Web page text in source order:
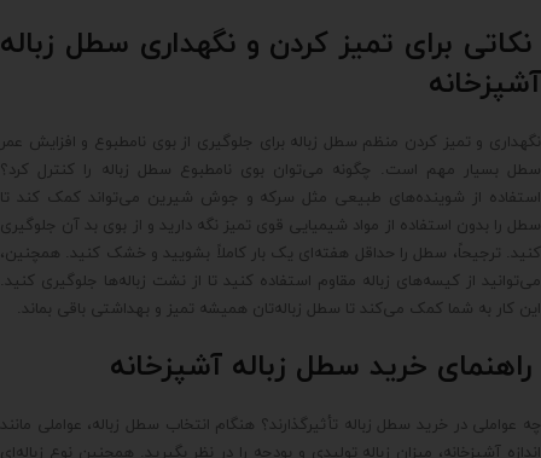
نکاتی برای تمیز کردن و نگهداری سطل زباله
آشپزخانه
نگهداری و تمیز کردن منظم سطل زباله برای جلوگیری از بوی نامطبوع و افزایش عمر
سطل بسیار مهم است. چگونه می‌توان بوی نامطبوع سطل زباله را کنترل کرد؟
استفاده از شوینده‌های طبیعی مثل سرکه و جوش شیرین می‌تواند کمک کند تا
سطل را بدون استفاده از مواد شیمیایی قوی تمیز نگه دارید و از بوی بد آن جلوگیری
کنید. ترجیحاً، سطل را حداقل هفته‌ای یک بار کاملاً بشویید و خشک کنید. همچنین،
می‌توانید از کیسه‌های زباله مقاوم استفاده کنید تا از نشت زباله‌ها جلوگیری کنید.
این کار به شما کمک می‌کند تا سطل زباله‌تان همیشه تمیز و بهداشتی باقی بماند.
راهنمای خرید سطل زباله آشپزخانه
چه عواملی در خرید سطل زباله تأثیرگذارند؟ هنگام انتخاب سطل زباله، عواملی مانند
اندازه آشپزخانه، میزان زباله تولیدی و بودجه را در نظر بگیرید. همچنین نوع زباله‌ای